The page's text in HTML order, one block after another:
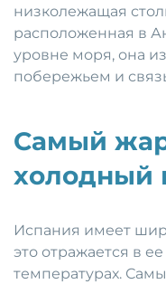
низколежащая
расположенная в
уровне моря, она
побережьем и
Самый
холодный
Испания имеет
это отражается в
температурах.